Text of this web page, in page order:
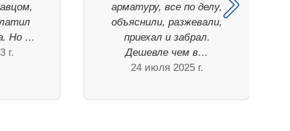
Но …
г.
арматуру, все по делу,
объяснили, разжевали,
приехал и забрал.
Дешевле чем в…
24 июля 2025 г.